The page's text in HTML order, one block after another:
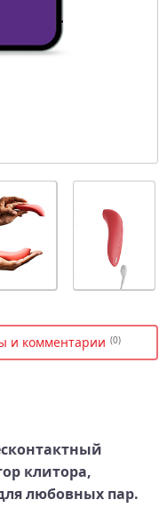
и комментарии (0)
клитора,
любовных пар.